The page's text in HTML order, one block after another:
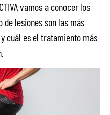
vamos a conocer los
lesiones son las más
cuál es el tratamiento más